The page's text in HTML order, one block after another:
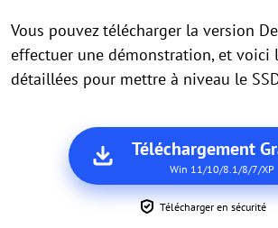
Vous pouvez télécharger la version
effectuer une démonstration, et voici
détaillées pour mettre à niveau le
Téléchargement
Win 11/10/8.1/8/7/XP
Télécharger en sécurité